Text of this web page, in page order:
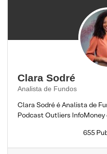
Clara Sodré
Analista de Fundos
Clara Sodré é Analista de
Podcast Outliers InfoMoney
655